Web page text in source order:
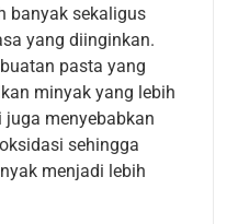
banyak sekaligus
yang diinginkan.
pasta yang
minyak yang lebih
juga menyebabkan
sehingga
menjadi lebih